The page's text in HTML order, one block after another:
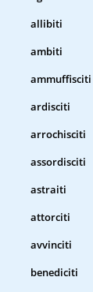
allibiti
ambiti
ammuffisciti
ardisciti
arrochisciti
assordisciti
astraiti
attorciti
avvinciti
benediciti